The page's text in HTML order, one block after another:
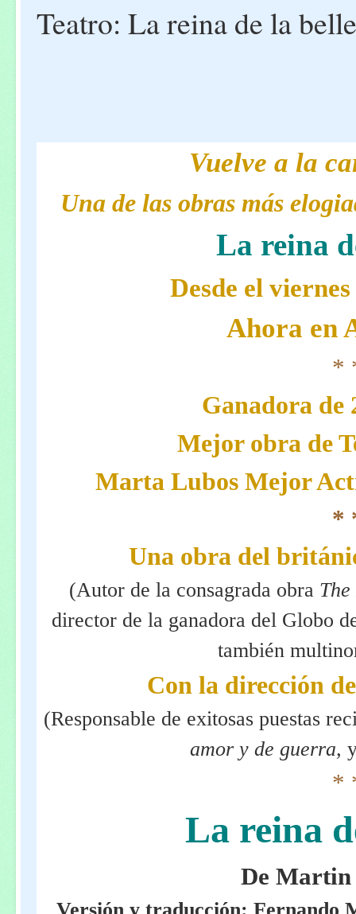
Teatro: La reina de la
Vuelve a la
Una de las obras más
La reina
Desde el
Ahora en
*
Ganadora de
Mejor obra de
Marta Lubos Mejor
*
Una obra del
(Autor de la consagrada obra
director de la ganadora del Globo
también
Con la dirección
(Responsable de exitosas puestas
amor y de guerra,
*
La reina
De Martin